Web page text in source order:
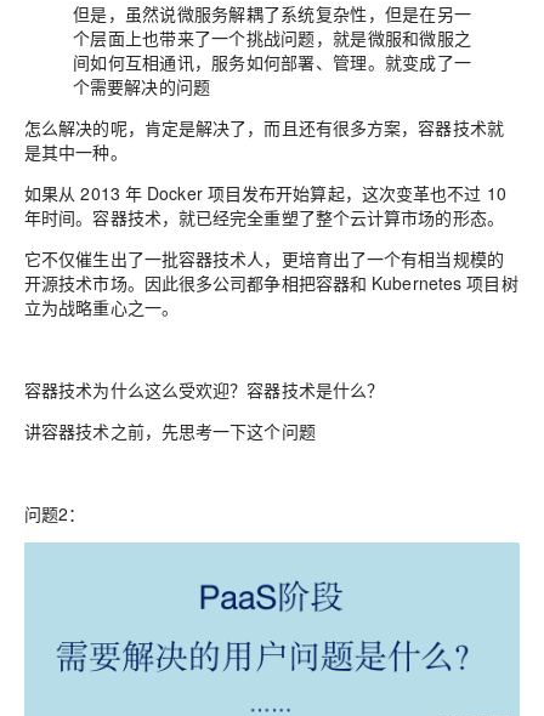
但是，虽然说微服务解耦了系统复杂性，但是在另一
个层面上也带来了一个挑战问题，就是微服和微服之
间如何互相通讯，服务如何部署、管理。就变成了一
个需要解决的问题
怎么解决的呢，肯定是解决了，而且还有很多方案，容器技术就
是其中一种。
如果从 2013 年 Docker 项目发布开始算起，这次变革也不过 10
年时间。容器技术，就已经完全重塑了整个云计算市场的形态。
它不仅催生出了一批容器技术人，更培育出了一个有相当规模的
开源技术市场。因此很多公司都争相把容器和 Kubernetes 项目树
立为战略重心之一。
容器技术为什么这么受欢迎？容器技术是什么？
讲容器技术之前，先思考一下这个问题
问题2：